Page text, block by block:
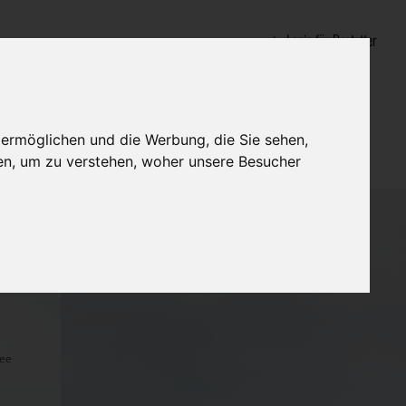
und die Werbung, die Sie sehen,
um zu verstehen, woher unsere Besucher
Login für Bestatter